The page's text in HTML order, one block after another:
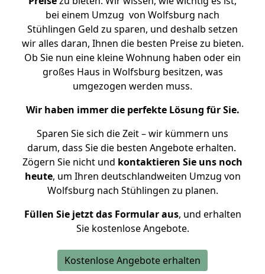
bei einem Umzug von Wolfsburg nach
Stühlingen Geld zu sparen, und deshalb setzen
wir alles daran, Ihnen die besten Preise zu bieten.
Ob Sie nun eine kleine Wohnung haben oder ein
großes Haus in Wolfsburg besitzen, was
umgezogen werden muss.
Wir haben immer die perfekte Lösung für Sie.
Sparen Sie sich die Zeit – wir kümmern uns
darum, dass Sie die besten Angebote erhalten.
Zögern Sie nicht und kontaktieren Sie uns noch
heute, um Ihren deutschlandweiten Umzug von
Wolfsburg nach Stühlingen zu planen.
Füllen Sie jetzt das Formular aus, und erhalten
Sie kostenlose Angebote.
Kostenlose Angebote erhalten